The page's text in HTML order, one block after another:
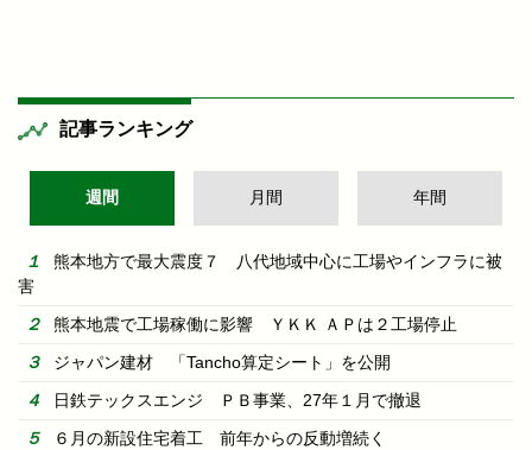
記事ランキング
週間 月間 年間
熊本地方で最大震度７ 八代地域中心に工場やインフラに被
害
熊本地震で工場稼働に影響 ＹＫＫ ＡＰは２工場停止
ジャパン建材 「Tancho算定シート」を公開
日鉄テックスエンジ ＰＢ事業、27年１月で撤退
６月の新設住宅着工 前年からの反動増続く